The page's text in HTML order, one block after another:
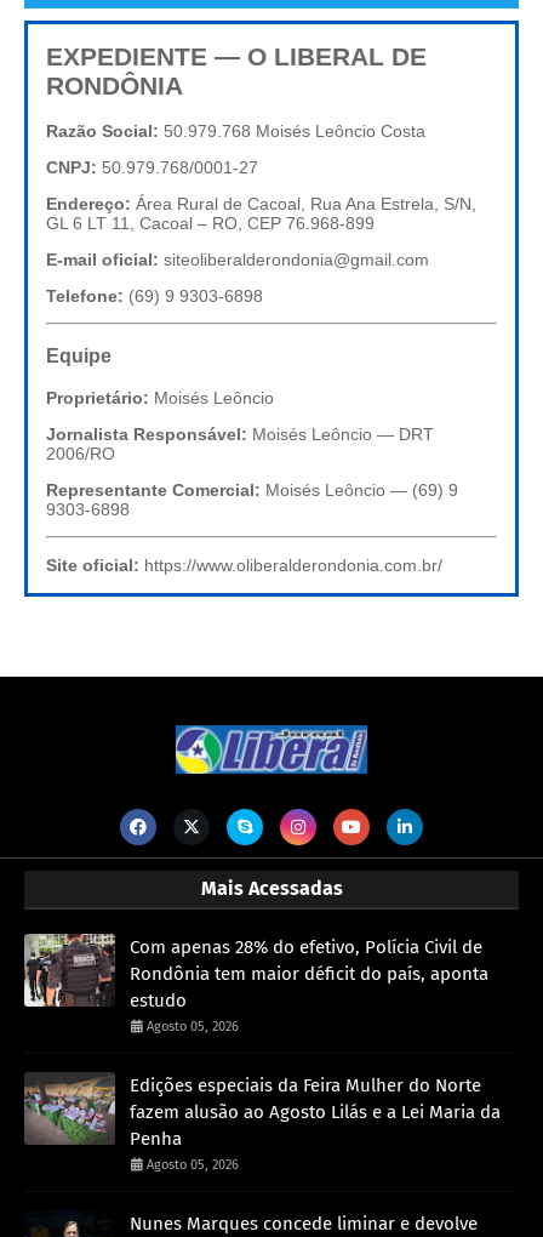
EXPEDIENTE — O LIBERAL DE
RONDÔNIA
Razão Social: 50.979.768 Moisés Leôncio Costa
CNPJ: 50.979.768/0001-27
Endereço: Área Rural de Cacoal, Rua Ana Estrela, S/N,
GL 6 LT 11, Cacoal – RO, CEP 76.968-899
E-mail oficial: siteoliberalderondonia@gmail.com
Telefone: (69) 9 9303-6898
Equipe
Proprietário: Moisés Leôncio
Jornalista Responsável: Moisés Leôncio — DRT
2006/RO
Representante Comercial: Moisés Leôncio — (69) 9
9303-6898
Site oficial: https://www.oliberalderondonia.com.br/
Mais Acessadas
Com apenas 28% do efetivo, Polícia Civil de
Rondônia tem maior déficit do país, aponta
estudo
Agosto 05, 2026
Edições especiais da Feira Mulher do Norte
fazem alusão ao Agosto Lilás e a Lei Maria da
Penha
Agosto 05, 2026
Nunes Marques concede liminar e devolve